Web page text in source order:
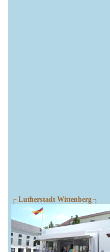
┌ Lutherstadt Wittenberg ┐